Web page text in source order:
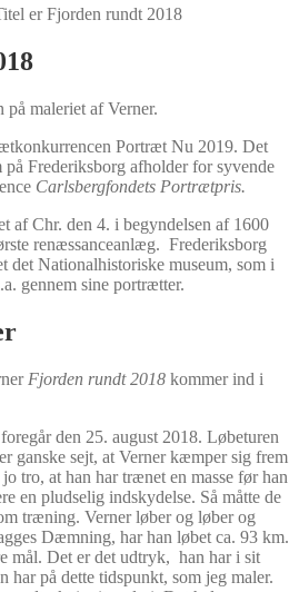
på maleriet af Verner.
Portræt Nu 2019. Det
Frederiksborg afholder for syvende
Carlsbergfondets Portrætpris.
af Chr. den 4. i begyndelsen af 1600
renæssanceanlæg. Frederiksborg
det Nationalhistoriske museum, som i
gennem sine portrætter.
Fjorden rundt 2018 kommer ind i
den 25. august 2018. Løbeturen
ganske sejt, at Verner kæmper sig frem
tro, at han har trænet en masse før han
en pludselig indskydelse. Så måtte de
træning. Verner løber og løber og
Dæmning, har han løbet ca. 93 km.
mål. Det er det udtryk, han har i sit
har på dette tidspunkt, som jeg maler.